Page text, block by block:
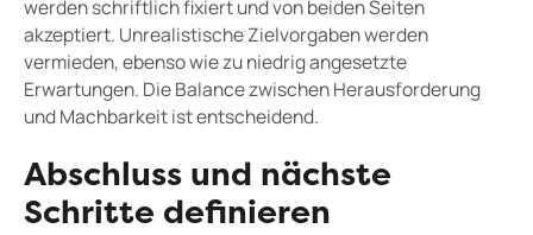
werden schriftlich fixiert und von beiden Seiten
akzeptiert. Unrealistische Zielvorgaben werden
vermieden, ebenso wie zu niedrig angesetzte
Erwartungen. Die Balance zwischen Herausforderung
und Machbarkeit ist entscheidend.
Abschluss und nächste
Schritte definieren